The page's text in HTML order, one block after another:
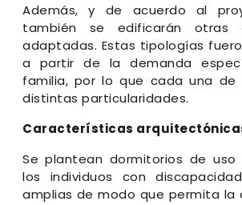
Además, y de acuerdo al
también se edificarán otras
adaptadas. Estas tipologías
a partir de la demanda
familia, por lo que cada una de
distintas particularidades.
Características
Se plantean dormitorios de uso
los individuos con
amplias de modo que permita la